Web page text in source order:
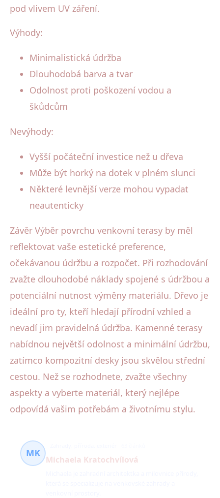
pod vlivem UV záření.
Výhody:
Minimalistická údržba
Dlouhodobá barva a tvar
Odolnost proti poškození vodou a
škůdcům
Nevýhody:
Vyšší počáteční investice než u dřeva
Může být horký na dotek v plném slunci
Některé levnější verze mohou vypadat
neautenticky
Závěr Výběr povrchu venkovní terasy by měl
reflektovat vaše estetické preference,
očekávanou údržbu a rozpočet. Při rozhodování
zvažte dlouhodobé náklady spojené s údržbou a
potenciální nutnost výměny materiálu. Dřevo je
ideální pro ty, kteří hledají přírodní vzhled a
nevadí jim pravidelná údržba. Kamenné terasy
nabídnou největší odolnost a minimální údržbu,
zatímco kompozitní desky jsou skvělou střední
cestou. Než se rozhodnete, zvažte všechny
aspekty a vyberte materiál, který nejlépe
odpovídá vašim potřebám a životnímu stylu.
MK
Michaela Kratochvílová